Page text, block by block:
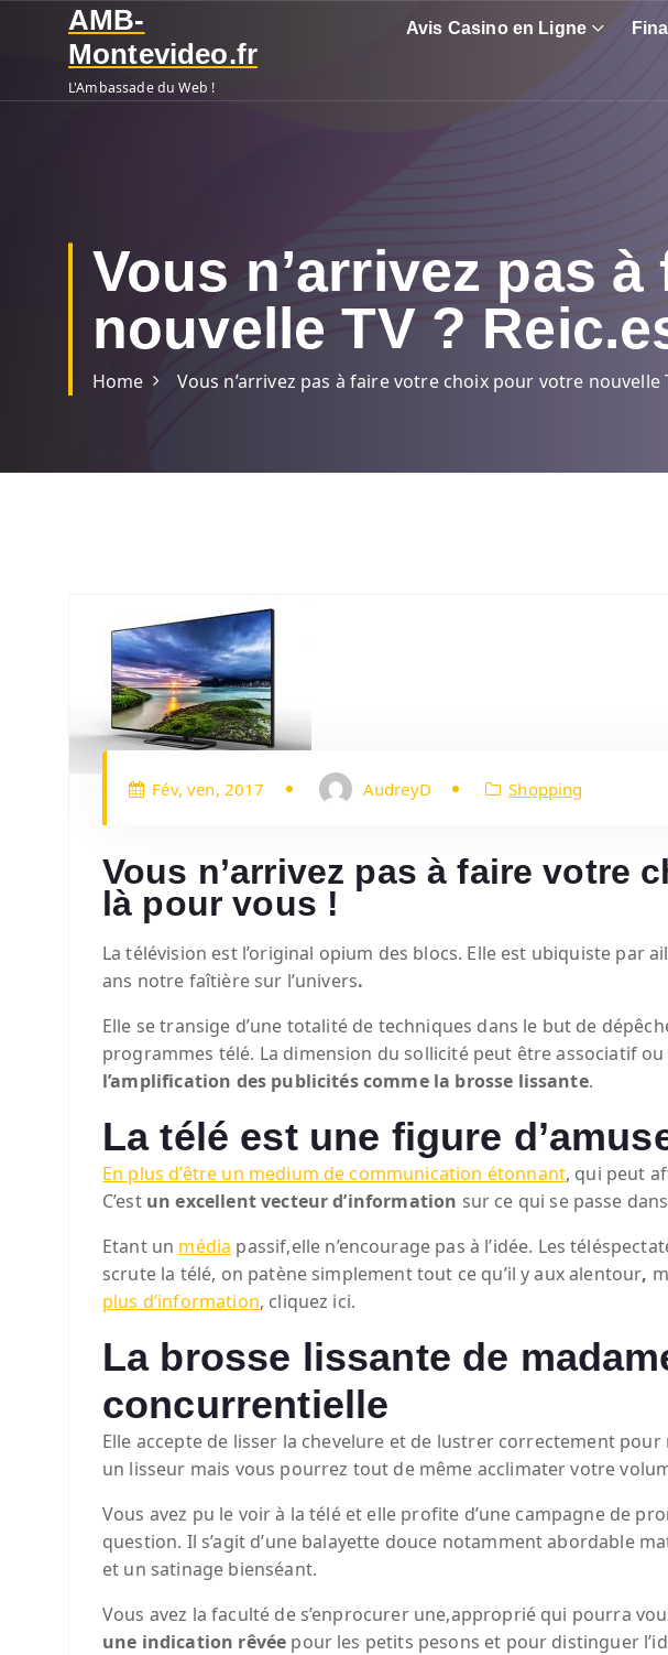
p
AMB-
Montevideo.fr
L'Ambassade du Web !
Avis Casino en Ligne
Vous n’arrivez pas
nouvelle TV ?
Home Vous n’arrivez pas à faire votre choix pour votre nouvelle
Fév, ven, 2017 AudreyD Shopping
Vous n’arrivez pas à faire votre
là pour vous !
La télévision est l’original opium des blocs. Elle est ubiquiste
ans notre faîtière sur l’univers.
Elle se transige d’une totalité de techniques dans le but de
programmes télé. La dimension du sollicité peut être associatif
l’amplification des publicités comme la brosse lissante.
La télé est une figure
En plus d’être un medium de communication étonnant, qui peut
C’est un excellent vecteur d’information sur ce qui se passe
Etant un média passif,elle n’encourage pas à l’idée. Les
scrute la télé, on patène simplement tout ce qu’il y aux alentour,
plus d’information, cliquez ici.
La brosse lissante de
concurrentielle
Elle accepte de lisser la chevelure et de lustrer correctement
un lisseur mais vous pourrez tout de même acclimater votre
Vous avez pu le voir à la télé et elle profite d’une campagne de
question. Il s’agit d’une balayette douce notamment abordable
et un satinage bienséant.
Vous avez la faculté de s’enprocurer une,approprié qui pourra
une indication rêvée pour les petits pesons et pour distinguer